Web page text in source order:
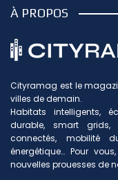
À PROPOS
Cityramag est le
villes de demain.
Habitats intelligents,
durable, smart grids,
connectés, mobilité
énergétique… Pour
nouvelles prouesses de